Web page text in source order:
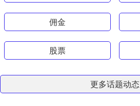
佣金
股票
更多话题动态